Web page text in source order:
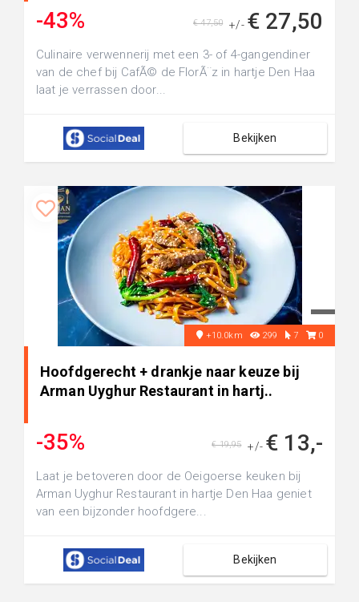
-43% +/- € 27,50
€ 47,50
Culinaire verwennerij met een 3- of 4-gangendiner
van de chef bij CafÃ© de FlorÃ¨z in hartje Den Haa
laat je verrassen door...
Bekijken
+10.0km 299 7 0
Hoofdgerecht + drankje naar keuze bij
Arman Uyghur Restaurant in hartj..
-35% +/- € 13,-
€ 19,95
Laat je betoveren door de Oeigoerse keuken bij
Arman Uyghur Restaurant in hartje Den Haa geniet
van een bijzonder hoofdgere...
Bekijken